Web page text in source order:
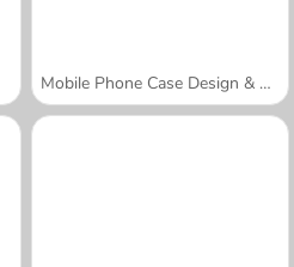
Mobile Phone Case Design & DIY